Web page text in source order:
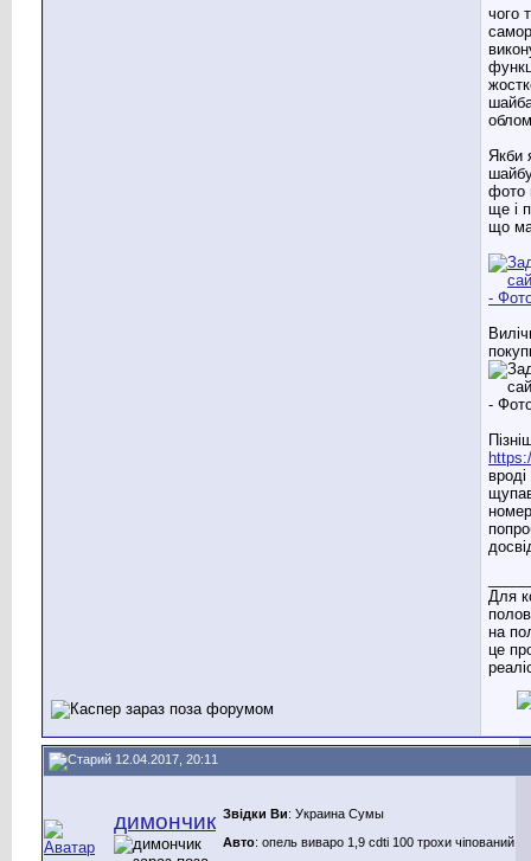
чого
Якби
фото
ще і
що
Для
на
це
12.04.2017, 20:11
димончик Звідки Ви: Украина Сумы
Авто: опель виваро 1,9 cdti 100 трохи чіпований